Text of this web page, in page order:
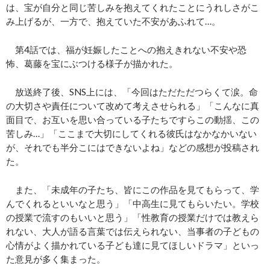
は、宝が自分と同じ苦しみを抱えてくれたことにうれしさがこ
み上げるが、一方で、抱えていた不安があふれて…。
第4話では、福が妊娠したことへの抱えきれない不安や恐
怖、葛藤を宝にぶつける様子が描かれた。
放送終了後、SNS上には、「今回はただただつらくて涙。命
の大切さや責任について改めて考えさせられる」「こんなに真
面目で、お互いを思い合っている子たちですらこの動揺、この
苦しみ…」「ここまで大切にしてくれる彼氏はなかなかいない
が、それでも半分こにはできないよね」などの感想が投稿され
た。
また、「未成年の子たち、皆にこの作品を見てもらって、学
んでくれるといいなと思う」「中高生に見てもらいたい。学校
の授業で流すのもいいと思う」「性教育の授業だけでは教えら
れない、大人が語る言葉では伝えられない、当事者の子どもの
心情がよく描かれている子ども達に見てほしいドラマ」といっ
た意見が多く集まった。